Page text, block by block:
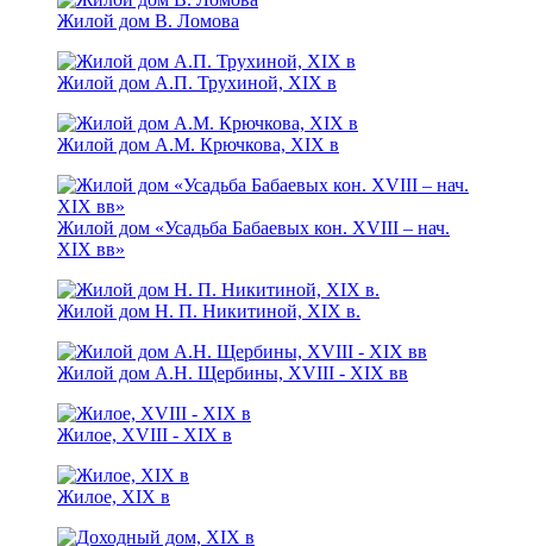
Жилой дом В. Ломова
Жилой дом А.П. Трухиной, XIX в
Жилой дом А.М. Крючкова, XIX в
Жилой дом «Усадьба Бабаевых кон. XVIII – нач.
XIX вв»
Жилой дом Н. П. Никитиной, XIX в.
Жилой дом А.Н. Щербины, XVIII - ХIХ вв
Жилое, XVIII - XIX в
Жилое, XIX в